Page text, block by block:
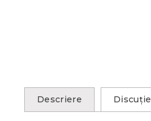
Descriere Discuţie